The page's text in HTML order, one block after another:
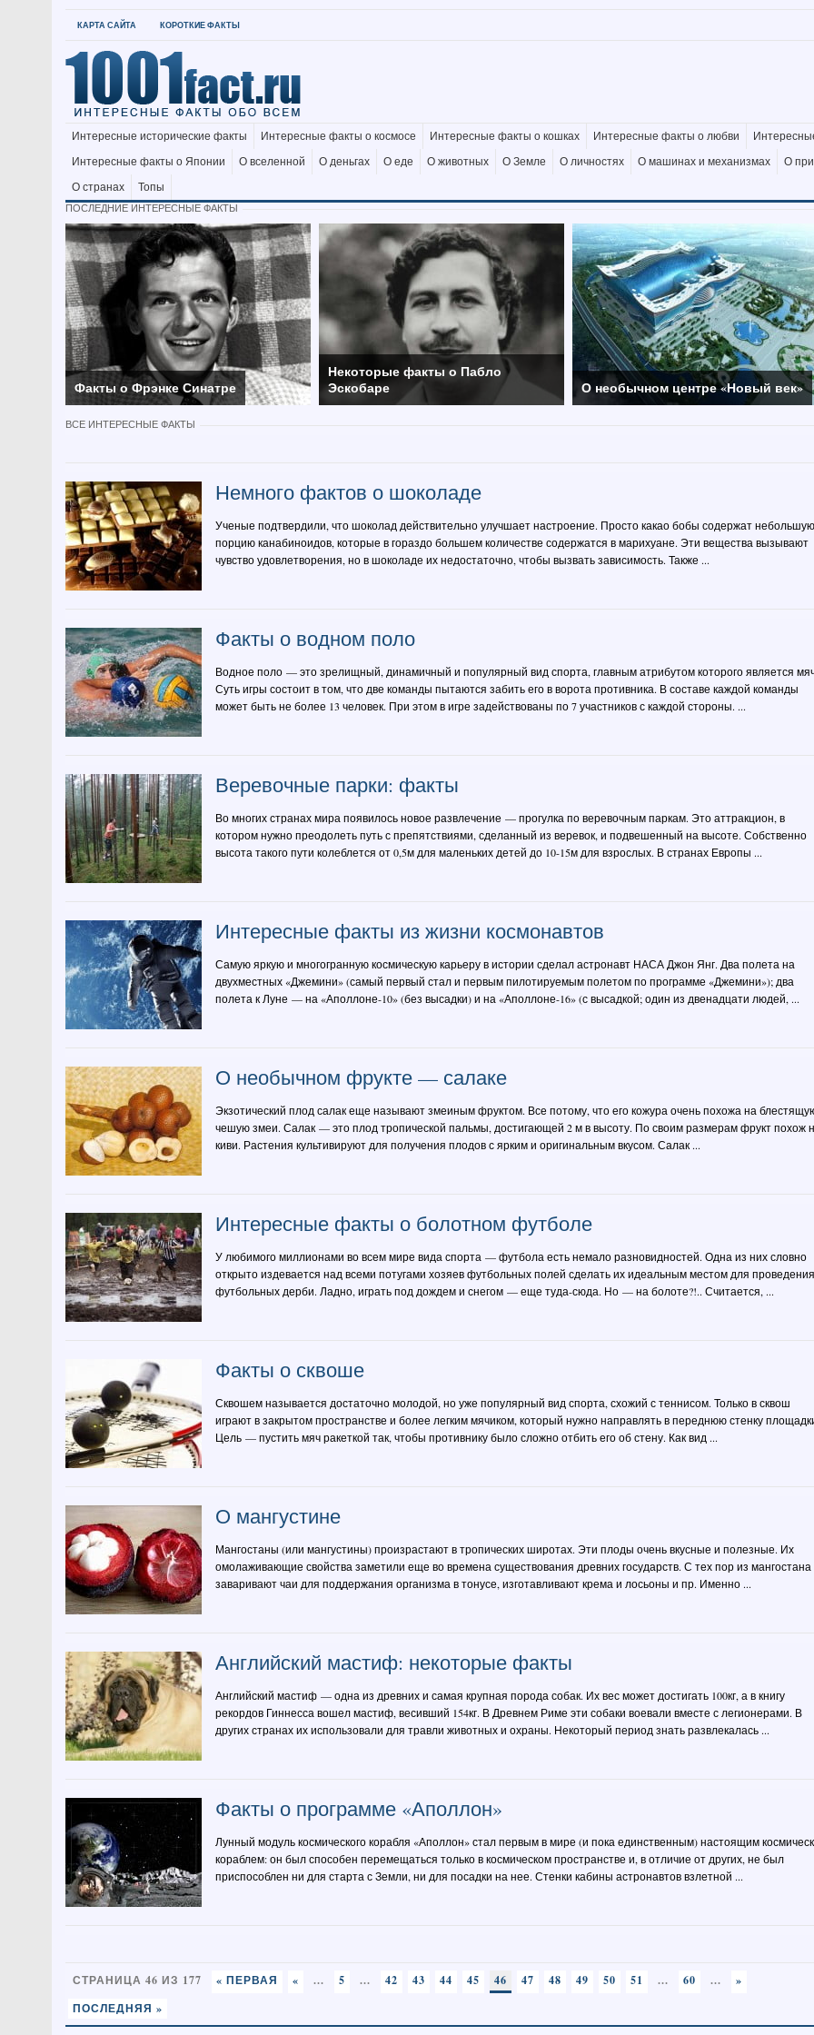
КАРТА САЙТА КОРОТКИЕ ФАКТЫ
Интересные исторические факты Интересные факты о космосе Интересные факты о кошках Интересные факты о любви
Интересные факты о Японии
О вселенной О деньгах О еде О животных О Земле О личностях О машинах и механизмах
О
О странах
Топы
ПОСЛЕДНИЕ ИНТЕРЕСНЫЕ ФАКТЫ
Факты о Фрэнке Синатре
Некоторые факты о Пабло
Эскобаре
О необычном центре «Новый век»
ВСЕ ИНТЕРЕСНЫЕ ФАКТЫ
Немного фактов о шоколаде
Ученые подтвердили, что шоколад действительно улучшает настроение. Просто какао бобы содержат небольшую
порцию канабиноидов, которые в гораздо большем количестве содержатся в марихуане. Эти вещества вызывают
чувство удовлетворения, но в шоколаде их недостаточно, чтобы вызвать зависимость. Также ...
Факты о водном поло
Водное поло — это зрелищный, динамичный и популярный вид спорта, главным атрибутом которого является
Суть игры состоит в том, что две команды пытаются забить его в ворота противника. В составе каждой команды
может быть не более 13 человек. При этом в игре задействованы по 7 участников с каждой стороны. ...
Веревочные парки: факты
Во многих странах мира появилось новое развлечение — прогулка по веревочным паркам. Это аттракцион, в
котором нужно преодолеть путь с препятствиями, сделанный из веревок, и подвешенный на высоте. Собственно
высота такого пути колеблется от 0,5м для маленьких детей до 10-15м для взрослых. В странах Европы ...
Интересные факты из жизни космонавтов
Самую яркую и многогранную космическую карьеру в истории сделал астронавт НАСА Джон Янг. Два полета на
двухместных «Джемини» (самый первый стал и первым пилотируемым полетом по программе «Джемини»); два
полета к Луне — на «Аполлоне-10» (без высадки) и на «Аполлоне-16» (с высадкой; один из двенадцати людей, ...
О необычном фрукте — салаке
Экзотический плод салак еще называют змеиным фруктом. Все потому, что его кожура очень похожа на
чешую змеи. Салак — это плод тропической пальмы, достигающей 2 м в высоту. По своим размерам фрукт похож
киви. Растения культивируют для получения плодов с ярким и оригинальным вкусом. Салак ...
Интересные факты о болотном футболе
У любимого миллионами во всем мире вида спорта — футбола есть немало разновидностей. Одна из них словно
открыто издевается над всеми потугами хозяев футбольных полей сделать их идеальным местом для проведения
футбольных дерби. Ладно, играть под дождем и снегом — еще туда-сюда. Но — на болоте?!.. Считается, ...
Факты о сквоше
Сквошем называется достаточно молодой, но уже популярный вид спорта, схожий с теннисом. Только в сквош
играют в закрытом пространстве и более легким мячиком, который нужно направлять в переднюю стенку
Цель — пустить мяч ракеткой так, чтобы противнику было сложно отбить его об стену. Как вид ...
О мангустине
Мангостаны (или мангустины) произрастают в тропических широтах. Эти плоды очень вкусные и полезные. Их
омолаживающие свойства заметили еще во времена существования древних государств. С тех пор из мангостана
заваривают чаи для поддержания организма в тонусе, изготавливают крема и лосьоны и пр. Именно ...
Английский мастиф: некоторые факты
Английский мастиф — одна из древних и самая крупная порода собак. Их вес может достигать 100кг, а в книгу
рекордов Гиннесса вошел мастиф, весивший 154кг. В Древнем Риме эти собаки воевали вместе с легионерами. В
других странах их использовали для травли животных и охраны. Некоторый период знать развлекалась ...
Факты о программе «Аполлон»
Лунный модуль космического корабля «Аполлон» стал первым в мире (и пока единственным) настоящим
кораблем: он был способен перемещаться только в космическом пространстве и, в отличие от других, не был
приспособлен ни для старта с Земли, ни для посадки на нее. Стенки кабины астронавтов взлетной ...
СТРАНИЦА 46 ИЗ 177 « ПЕРВАЯ « ... 5 ... 42 43 44 45 46 47 48 49 50 51 ... 60 ...
»
ПОСЛЕДНЯЯ »